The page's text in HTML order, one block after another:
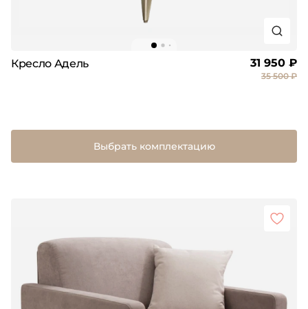
Кресло Адель 31 950 ₽
35 500 ₽
Выбрать комплектацию